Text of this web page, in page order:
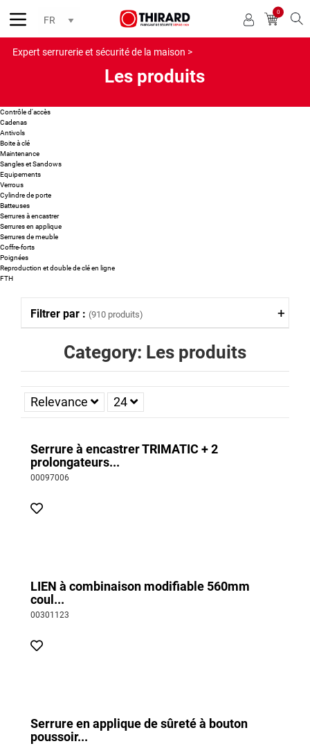
0
Expert serrurerie et sécurité de la maison >
Les produits
Contrôle d'accès
Cadenas
Antivols
Boite à clé
Maintenance
Sangles et Sandows
Equipements
Verrous
Cylindre de porte
Batteuses
Serrures à encastrer
Serrures en applique
Serrures de meuble
Coffre-forts
Poignées
Reproduction et double de clé en ligne
FTH
Category: Les produits
Relevance 24
Serrure à encastrer TRIMATIC + 2
prolongateurs...
00097006
LIEN à combinaison modifiable 560mm
coul...
00301123
Serrure en applique de sûreté à bouton
poussoir...
Filtrer par : (910 produits)